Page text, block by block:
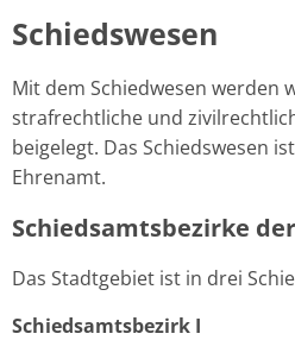
Schiedswesen
Mit dem Schiedwesen werden
strafrechtliche und
beigelegt. Das Schiedswesen
Ehrenamt.
Schiedsamtsbezirke
Das Stadtgebiet ist in drei
Schiedsamtsbezirk I